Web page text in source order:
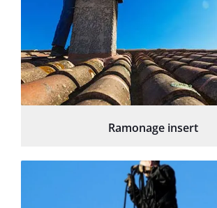
Ramonage insert